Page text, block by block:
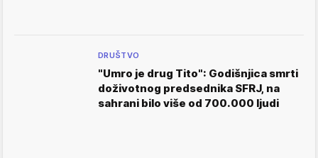
DRUŠTVO
"Umro je drug Tito": Godišnjica smrti
doživotnog predsednika SFRJ, na
sahrani bilo više od 700.000 ljudi